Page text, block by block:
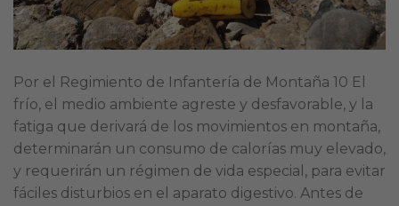
Por el Regimiento de Infantería de Montaña 10 El
frío, el medio ambiente agreste y desfavorable, y la
fatiga que derivará de los movimientos en montaña,
determinarán un consumo de calorías muy elevado,
y requerirán un régimen de vida especial, para evitar
fáciles disturbios en el aparato digestivo. Antes de